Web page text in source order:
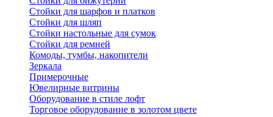
Стойки для шарфов и платков
Стойки для шляп
Стойки настольные для сумок
Стойки для ремней
Комоды, тумбы, накопители
Зеркала
Примерочные
Ювелирные витрины
Оборудование в стиле лофт
Торговое оборудование в золотом цвете